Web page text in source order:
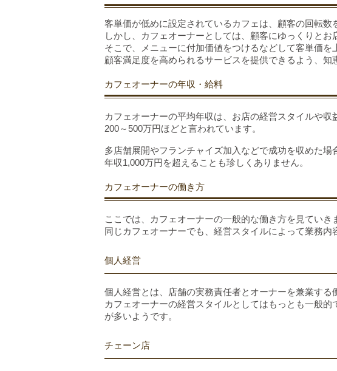
客単価が低めに設定されているカフェは、顧客の回転数
しかし、カフェオーナーとしては、顧客にゆっくりとお
そこで、メニューに付加価値をつけるなどして客単価を
顧客満足度を高められるサービスを提供できるよう、知
カフェオーナーの年収・給料
カフェオーナーの平均年収は、お店の経営スタイルや収
200～500万円ほどと言われています。
多店舗展開やフランチャイズ加入などで成功を収めた場
年収1,000万円を超えることも珍しくありません。
カフェオーナーの働き方
ここでは、カフェオーナーの一般的な働き方を見ていき
同じカフェオーナーでも、経営スタイルによって業務内
個人経営
個人経営とは、店舗の実務責任者とオーナーを兼業する
カフェオーナーの経営スタイルとしてはもっとも一般
が多いようです。
チェーン店